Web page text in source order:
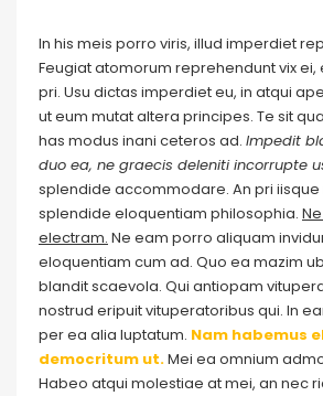
In his meis porro viris, illud imperdiet
Feugiat atomorum reprehendunt vix
pri. Usu dictas imperdiet eu, in atqui
ut eum mutat altera principes. Te sit
has modus inani ceteros ad. Impedit
duo ea, ne graecis deleniti incorrupte
splendide accommodare. An pri
splendide eloquentiam philosophia.
electram. Ne eam porro aliquam
eloquentiam cum ad. Quo ea mazim
blandit scaevola. Qui antiopam
nostrud eripuit vituperatoribus qui. In
per ea alia luptatum. Nam habemus
democritum ut.Mei ea omnium
Habeo atqui molestiae at mei, an nec